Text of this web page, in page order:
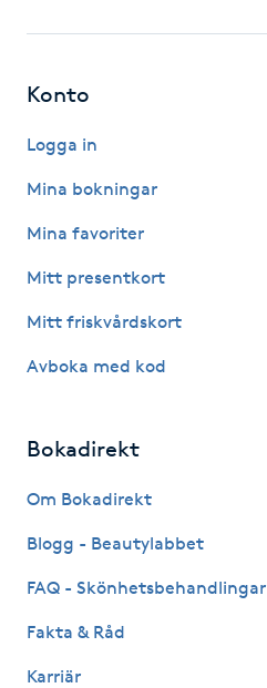
Gua Sha-massage
Headspa
Healing
Herrklippning
Hot Stone Massage
Hudföryngring
Konto
Logga in
Mina bokningar
Mina favoriter
Mitt presentkort
Mitt friskvårdskort
Avboka med kod
Bokadirekt
Om Bokadirekt
Blogg - Beautylabbet
FAQ - Skönhetsbehandlingar
Fakta & Råd
Karriär